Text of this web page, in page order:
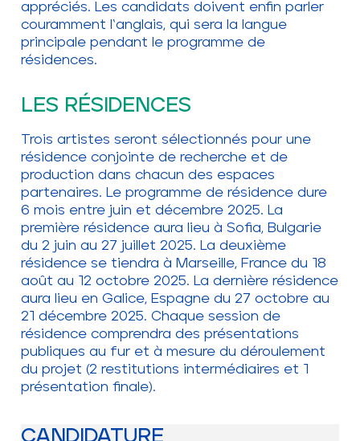
appréciés. Les candidats doivent enfin parler
couramment l‘anglais, qui sera la langue
principale pendant le programme de
résidences.
LES RÉSIDENCES
Trois artistes seront sélectionnés pour une
résidence conjointe de recherche et de
production dans chacun des espaces
partenaires. Le programme de résidence dure
6 mois entre juin et décembre 2025. La
première résidence aura lieu à Sofia, Bulgarie
du 2 juin au 27 juillet 2025. La deuxième
résidence se tiendra à Marseille, France du 18
août au 12 octobre 2025. La dernière résidence
aura lieu en Galice, Espagne du 27 octobre au
21 décembre 2025. Chaque session de
résidence comprendra des présentations
publiques au fur et à mesure du déroulement
du projet (2 restitutions intermédiaires et 1
présentation finale).
CANDIDATURE